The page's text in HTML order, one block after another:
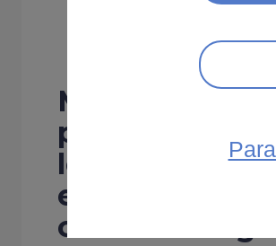
MMA mène
prévention
les
et les alerter
certains